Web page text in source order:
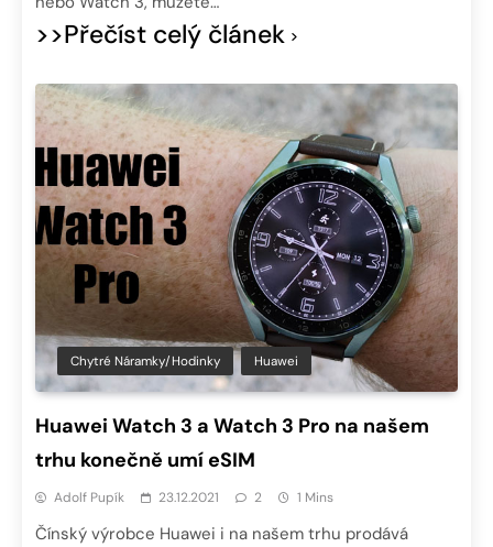
>>Přečíst celý článek
Chytré Náramky/hodinky Huawei
Huawei Watch 3 a Watch 3 Pro na našem
trhu konečně umí eSIM
Adolf Pupík 23.12.2021 2 1 Mins
Čínský výrobce Huawei i na našem trhu prodává